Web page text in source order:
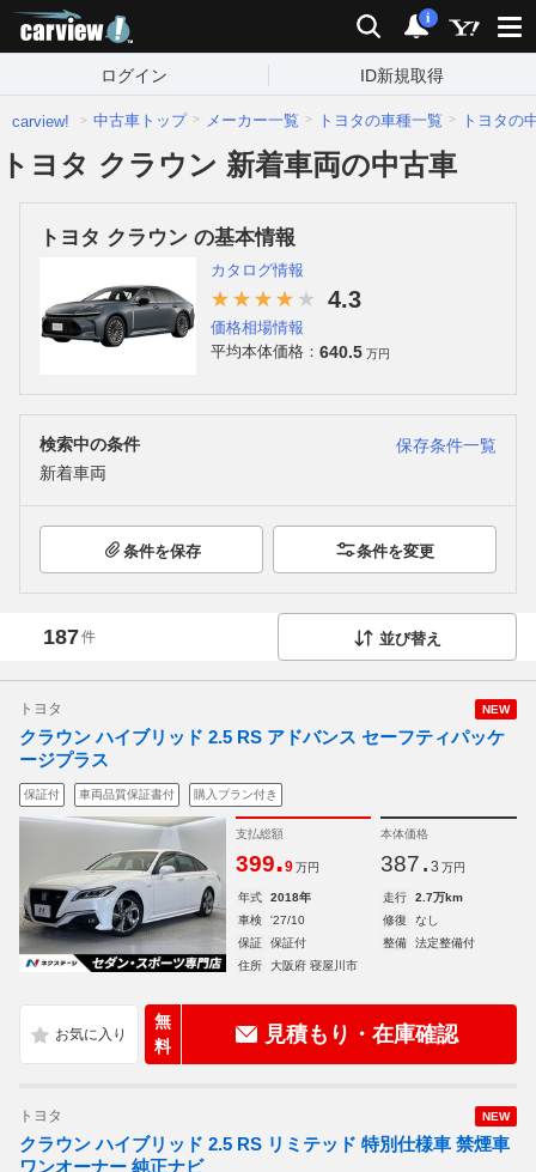
検索 通知
i
ログイン ID新規取得
carview! 中古車トップ メーカー一覧 トヨタの車種一覧 トヨタの
トヨタ クラウン 新着車両の中古車
トヨタ クラウン の基本情報
カタログ情報
4.3
価格相場情報
平均本体価格： 640.5 万円
検索中の条件
保存条件一覧
新着車両
条件を保存 条件を変更
187件 並び替え
NEW
トヨタ
クラウン ハイブリッド 2.5 RS アドバンス セーフティパッケ
ージプラス
保証付 車両品質保証書付 購入プラン付き
支払総額
399.9 万円
本体価格
387. 3 万円
年式 2018年 走行
2.7万km
車検
'27/10 修復
なし
保証
保証付 整備
法定整備付
住所
大阪府 寝屋川市
無
料
見積もり・在庫確認
NEW
トヨタ
クラウン ハイブリッド 2.5 RS リミテッド 特別仕様車 禁煙車
ワンオーナー 純正ナビ